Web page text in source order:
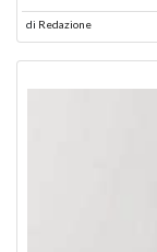
di Redazione